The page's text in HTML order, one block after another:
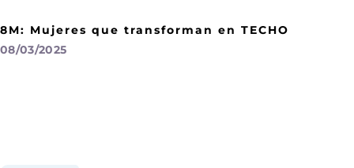
8M: Mujeres que transforman en TECHO
08/03/2025